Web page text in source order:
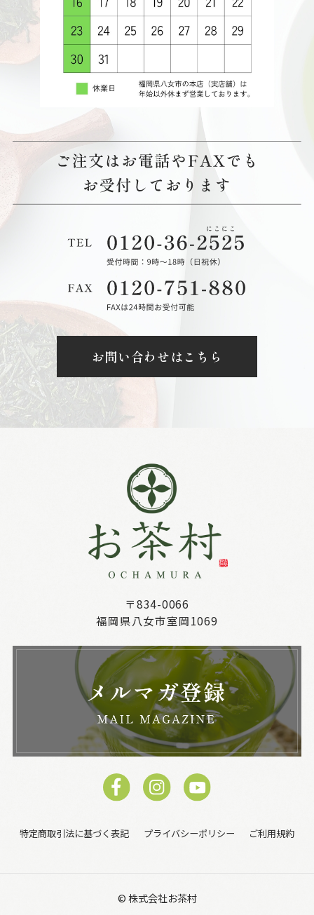
お問い合わせはこちら
〒834-0066
福岡県八女市室岡1069
特定商取引法に基づく表記 プライバシーポリシー ご利用規約
© 株式会社お茶村